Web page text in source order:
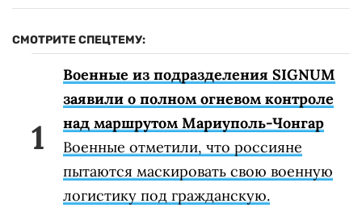
СМОТРИТЕ СПЕЦТЕМУ:
Военные из подразделения SIGNUM
заявили о полном огневом контроле
над маршрутом Мариуполь-Чонгар
Военные отметили, что россияне
пытаются маскировать свою военную
логистику под гражданскую.